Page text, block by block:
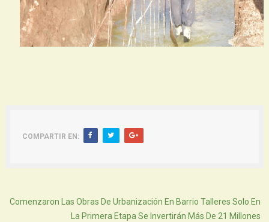
COMPARTIR EN:
Comenzaron Las Obras De Urbanización En Barrio Talleres Solo En
La Primera Etapa Se Invertirán Más De 21 Millones